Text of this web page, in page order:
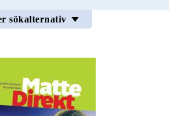
sökalternativ